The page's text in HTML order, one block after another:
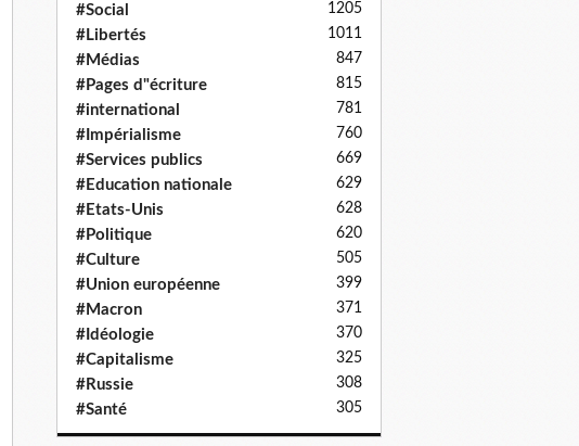
#Social 1205
#Libertés 1011
#Médias 847
#Pages d"écriture 815
#international 781
#Impérialisme 760
#Services publics 669
#Education nationale 629
#Etats-Unis 628
#Politique 620
#Culture 505
#Union européenne 399
#Macron 371
#Idéologie 370
#Capitalisme 325
#Russie 308
#Santé 305